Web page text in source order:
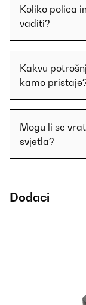
Koliko polica
vaditi?
Kakvu
kamo
Mogu li se
svjetla?
Dodaci